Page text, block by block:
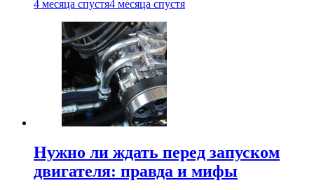
4 месяца спустя4 месяца спустя
Нужно ли ждать перед запуском
двигателя: правда и мифы